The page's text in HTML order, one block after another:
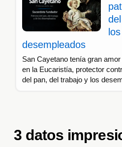
los
desempleados
San Cayetano tenía gran
en la Eucaristía, protector
del pan, del trabajo y los
3 datos